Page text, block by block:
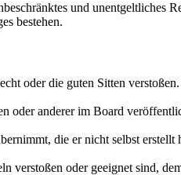
und unentgeltliches
bestehen.
oder die guten Sitten
oder anderer im Board
die er nicht selbst
verstoßen oder geeignet sind,